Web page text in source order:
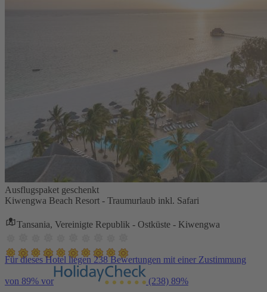
Ausflugspaket geschenkt
Kiwengwa Beach Resort - Traumurlaub inkl. Safari
Tansania, Vereinigte Republik - Ostküste - Kiwengwa
Für dieses Hotel liegen 238 Bewertungen mit einer Zustimmung
von 89% vor (238) 89%